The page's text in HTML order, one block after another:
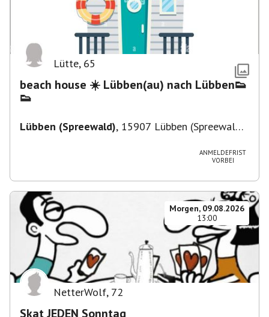
Lütte, 65
beach house ☀️ Lübben(au) nach Lübben👟
👟
Lübben (Spreewald), 15907 Lübben (Spreewald),
ANMELDEFRIST
VORBEI
Morgen, 09.08.2026
13:00
NetterWolf, 72
Skat JEDEN Sonntag